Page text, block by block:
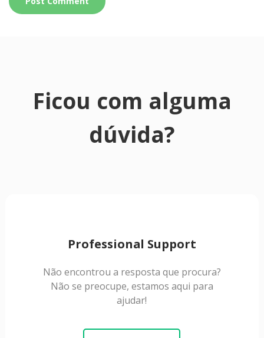
Ficou com alguma
dúvida?
Professional Support
Não encontrou a resposta que procura?
Não se preocupe, estamos aqui para
ajudar!